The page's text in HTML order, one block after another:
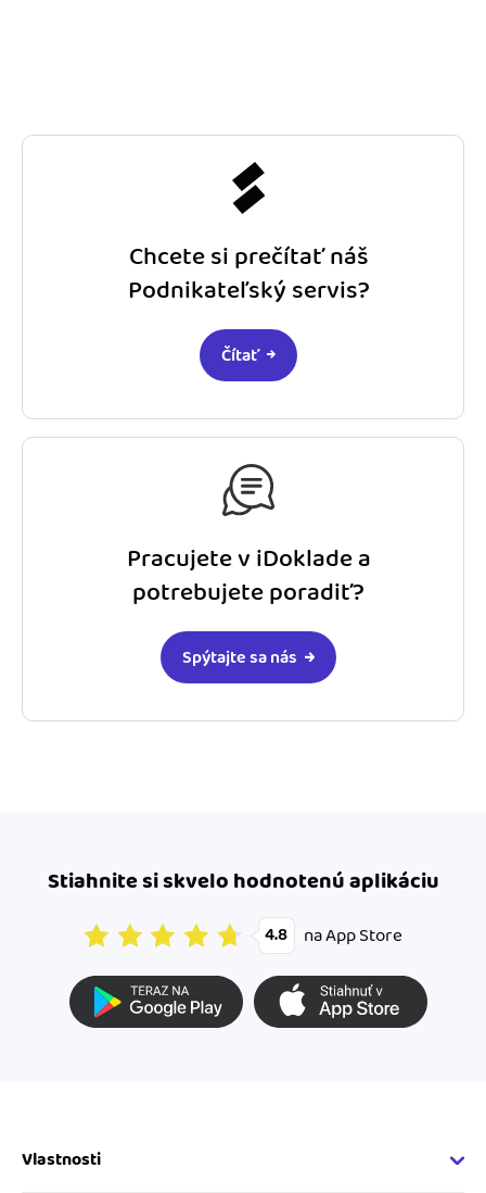
Chcete si prečítať náš
Podnikateľský servis?
Čítať
Pracujete v iDoklade a
potrebujete poradiť?
Spýtajte sa nás
Stiahnite si skvelo hodnotenú aplikáciu
4.8 na App Store
Vlastnosti
Fakturačné vlastnosti